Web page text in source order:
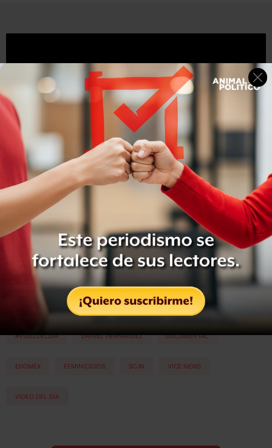
Compartir Leer después
Etiquetas:
#VIDELDELDÍA DANIEL HERNÁNDEZ DOCUMENTAL
EDOMEX FEMINICIDIOS SCJN VICE NEWS
VIDEO DEL DÍA